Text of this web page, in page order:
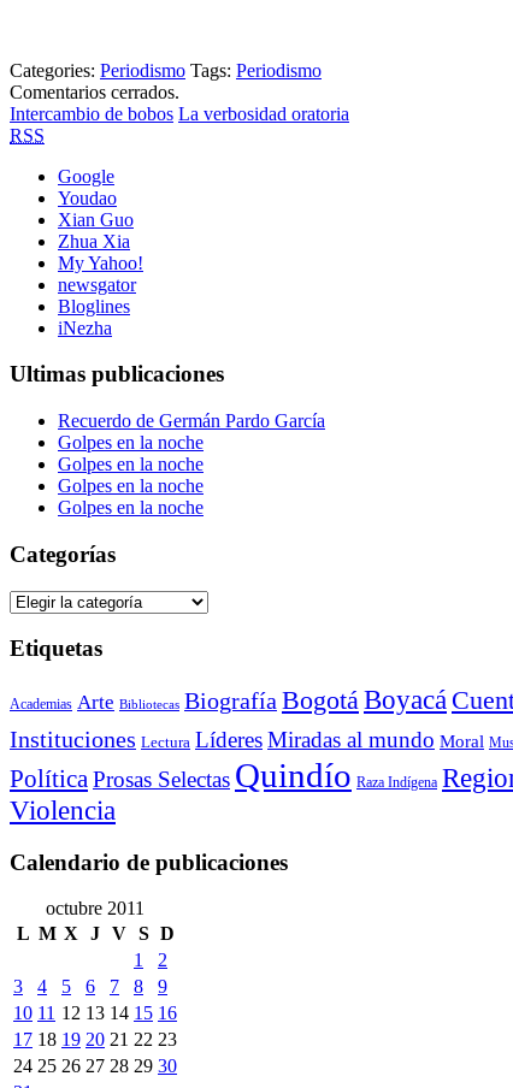
Categories: Periodismo Tags: Periodismo
Comentarios cerrados.
Intercambio de bobos La verbosidad oratoria
RSS
Google
Youdao
Xian Guo
Zhua Xia
My Yahoo!
newsgator
Bloglines
iNezha
Ultimas publicaciones
Recuerdo de Germán Pardo García
Golpes en la noche
Golpes en la noche
Golpes en la noche
Golpes en la noche
Categorías
Categorías
Etiquetas
Academias Arte Bibliotecas Biografía BogotáBoyacá
Instituciones Lectura LíderesMiradas al mundo Moral
PolíticaProsas Selectas Quindío Raza Indígena
Violencia
Calendario de publicaciones
octubre 2011
L M X J V S D
1
2
3
4 5 6 7 8
9
10 11 12 13 14 15 16
17 18 19 20 21 22 23
24 25 26 27 28 29 30